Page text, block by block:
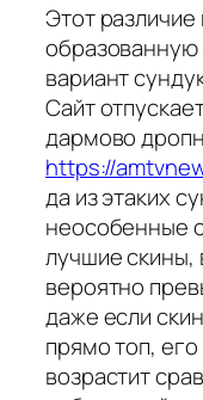
Этот
вариант
Сайт
дармово
https://
да из этаких
неособенные
лучшие скины,
вероятно
даже если
прямо топ,
возрастит